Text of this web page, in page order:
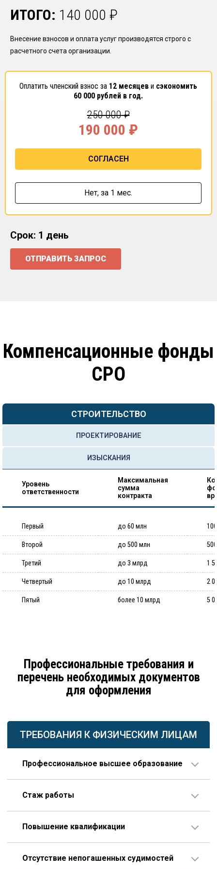
ИТОГО: 140 000 ₽
Внесение взносов и оплата услуг производятся строго с
расчетного счета организации.
Оплатить членский взнос за 12 месяцев и сэкономить
60 000 рублей в год.
250 000₽
190 000 ₽
СОГЛАСЕН
Нет, за 1 мес.
Срок: 1 день
ОТПРАВИТЬ ЗАПРОС
Компенсационные фонды
СРО
СТРОИТЕЛЬСТВО
ПРОЕКТИРОВАНИЕ
ИЗЫСКАНИЯ
Уровень
ответственности
Максимальная
сумма
контракта
Первый до 60 млн
Второй до 500 млн
Третий до 3 млрд 1
Четвертый до 10 млрд 2
Пятый более 10 млрд 5
Профессиональные требования и
перечень необходимых документов
для оформления
ТРЕБОВАНИЯ К ФИЗИЧЕСКИМ ЛИЦАМ
Профессиональное высшее образование
проектирования.
Стаж работы
или больше, 3 года из которых – на руководящей
Опыт работы по специальности – не менее 10 лет,
которые отсчитываются только после получения диплома
Повышение квалификации
раз в течение последних пяти лет.
Отсутствие непогашенных судимостей